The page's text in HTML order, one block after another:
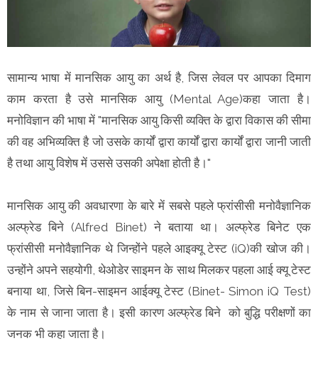
सामान्य भाषा में मानसिक आयु का अर्थ है, जिस लेवल पर आपका दिमाग
काम करता है उसे मानसिक आयु (Mental Age)कहा जाता है।
मनोविज्ञान की भाषा में "मानसिक आयु किसी व्यक्ति के द्वारा विकास की सीमा
की वह अभिव्यक्ति है जो उसके कार्यों द्वारा कार्यों द्वारा कार्यों द्वारा जानी जाती
है तथा आयु विशेष में उससे उसकी अपेक्षा होती है।"
मानसिक आयु की अवधारणा के बारे में सबसे पहले फ्रांसीसी मनोवैज्ञानिक
अल्फ्रेड बिने (Alfred Binet) ने बताया था। अल्फ्रेड बिनेट एक
फ्रांसीसी मनोवैज्ञानिक थे जिन्होंने पहले आइक्यू टेस्ट (iQ)की खोज की।
उन्होंने अपने सहयोगी, थेओडेर साइमन के साथ मिलकर पहला आई क्यू टेस्ट
बनाया था, जिसे बिन-साइमन आईक्यू टेस्ट (Binet- Simon iQ Test)
के नाम से जाना जाता है। इसी कारण अल्फ्रेड बिने को बुद्धि परीक्षणों का
जनक भी कहा जाता है।